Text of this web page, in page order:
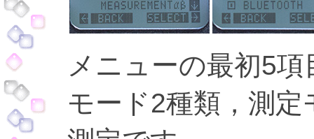
メニューの最初5
モード2種類，測